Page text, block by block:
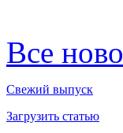
Все
Свежий выпуск
Загрузить статью